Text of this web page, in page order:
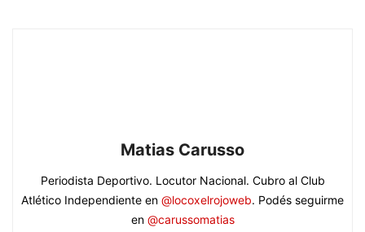
Matias Carusso
Periodista Deportivo. Locutor Nacional. Cubro al Club
Atlético Independiente en @locoxelrojoweb. Podés seguirme
en @carussomatias